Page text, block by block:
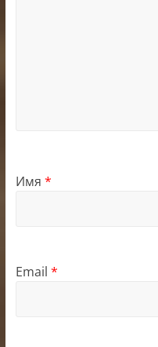
Имя *
Email *